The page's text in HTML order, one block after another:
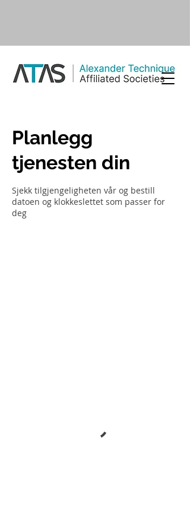
Planlegg
tjenesten din
Sjekk tilgjengeligheten vår og bestill
datoen og klokkeslettet som passer for
deg